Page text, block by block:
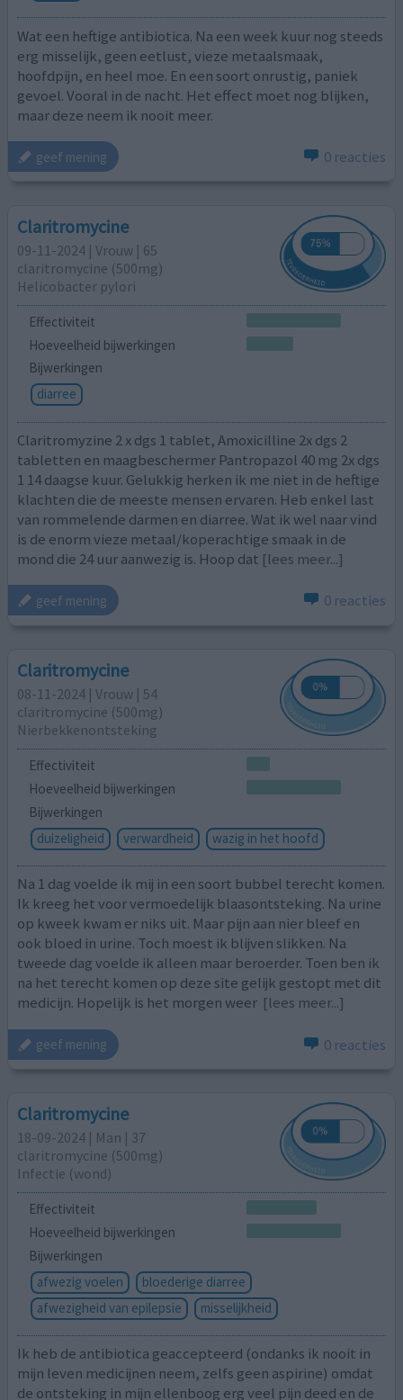
Wat een heftige antibiotica. Na een week kuur nog steeds
erg misselijk, geen eetlust, vieze metaalsmaak,
hoofdpijn, en heel moe. En een soort onrustig, paniek
gevoel. Vooral in de nacht. Het effect moet nog blijken,
maar deze neem ik nooit meer.
geef mening 0 reacties
Claritromycine
09-11-2024 | Vrouw | 65
claritromycine (500mg)
Helicobacter pylori
Effectiviteit
Hoeveelheid bijwerkingen
Bijwerkingen
diarree
Claritromyzine 2 x dgs 1 tablet, Amoxicilline 2x dgs 2
tabletten en maagbeschermer Pantropazol 40 mg 2x dgs
1 14 daagse kuur. Gelukkig herken ik me niet in de heftige
klachten die de meeste mensen ervaren. Heb enkel last
van rommelende darmen en diarree. Wat ik wel naar vind
is de enorm vieze metaal/koperachtige smaak in de
mond die 24 uur aanwezig is. Hoop dat [lees meer...]
geef mening 0 reacties
Claritromycine
08-11-2024 | Vrouw | 54
claritromycine (500mg)
Nierbekkenontsteking
Effectiviteit
Hoeveelheid bijwerkingen
Bijwerkingen
duizeligheid
verwardheid wazig in het hoofd
Na 1 dag voelde ik mij in een soort bubbel terecht komen.
Ik kreeg het voor vermoedelijk blaasontsteking. Na urine
op kweek kwam er niks uit. Maar pijn aan nier bleef en
ook bloed in urine. Toch moest ik blijven slikken. Na
tweede dag voelde ik alleen maar beroerder. Toen ben ik
na het terecht komen op deze site gelijk gestopt met dit
medicijn. Hopelijk is het morgen weer [lees meer...]
geef mening 0 reacties
Claritromycine
18-09-2024 | Man | 37
claritromycine (500mg)
Infectie (wond)
Effectiviteit
Hoeveelheid bijwerkingen
Bijwerkingen
afwezig voelen
bloederige diarree
afwezigheid van epilepsie
misselijkheid
Ik heb de antibiotica geaccepteerd (ondanks ik nooit in
mijn leven medicijnen neem, zelfs geen aspirine) omdat
de ontsteking in mijn ellenboog erg veel pijn deed en de